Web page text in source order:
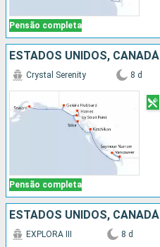
Pensão completa
ESTADOS UNIDOS, CANADÁ
Pensão completa
Crystal Serenity 8 d
ESTADOS UNIDOS, CANADÁ
EXPLORA III 8 d